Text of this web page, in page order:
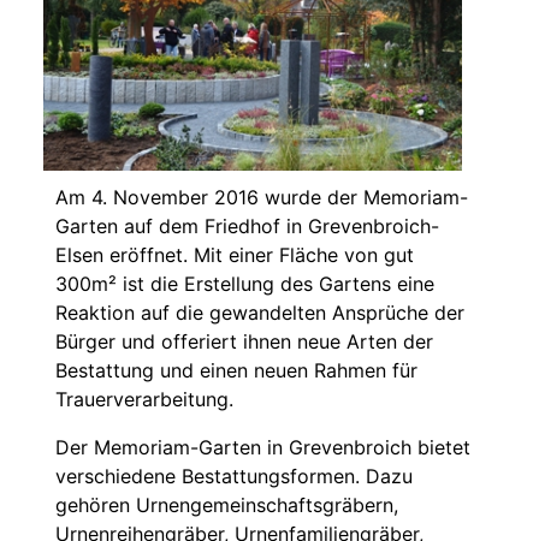
Am 4. November 2016 wurde der Memoriam-
Garten auf dem Friedhof in Grevenbroich-
Elsen eröffnet. Mit einer Fläche von gut
300m² ist die Erstellung des Gartens eine
Reaktion auf die gewandelten Ansprüche der
Bürger und offeriert ihnen neue Arten der
Bestattung und einen neuen Rahmen für
Trauerverarbeitung.
Der Memoriam-Garten in Grevenbroich bietet
verschiedene Bestattungsformen. Dazu
gehören Urnengemeinschaftsgräbern,
Urnenreihengräber, Urnenfamiliengräber,